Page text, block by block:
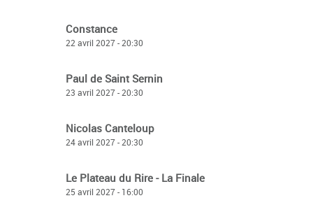
Constance
22 avril 2027 - 20:30
Paul de Saint Sernin
23 avril 2027 - 20:30
Nicolas Canteloup
24 avril 2027 - 20:30
Le Plateau du Rire - La Finale
25 avril 2027 - 16:00